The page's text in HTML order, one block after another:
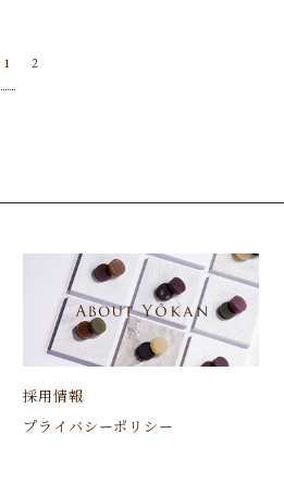
1 2
採用情報
プライバシーポリシー